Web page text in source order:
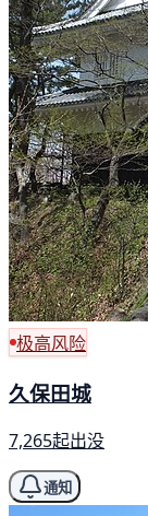
极高风险
久保田城
7,265起出没
通知